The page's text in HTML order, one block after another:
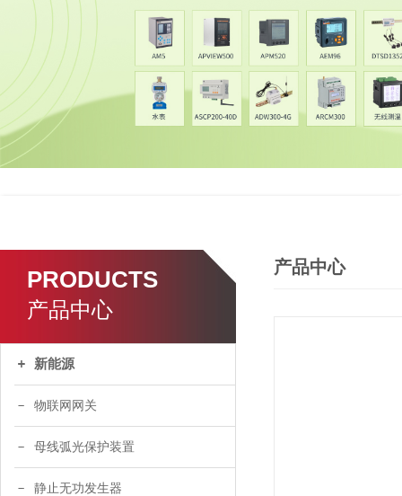
PRODUCTS
产品中心
新能源
物联网网关
母线弧光保护装置
静止无功发生器
产品中心